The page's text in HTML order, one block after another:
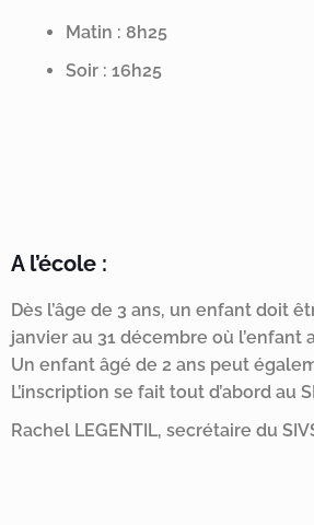
Matin : 8h25
Soir : 16h25
A l’école :
Dès l’âge de 3 ans, un enfant doit
janvier au 31 décembre où l’enfant
Un enfant âgé de 2 ans peut
L’inscription se fait tout d’abord
Rachel LEGENTIL, secrétaire du